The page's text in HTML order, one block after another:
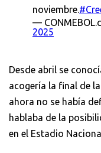
noviembre.
—
2025
Desde abril se
acogería la final de
ahora no se había
hablaba de la
en el Estadio